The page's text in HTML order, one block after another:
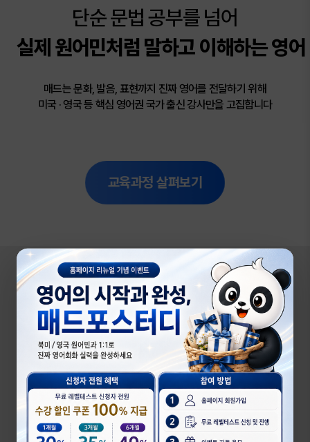
단순 문법 공부를 넘어
실제 원어민처럼 말하고 이해하는 영어
매드는 문화, 발음, 표현까지 진짜 영어를 전달하기 위해
미국 · 영국 등 핵심 영어권 국가 출신 강사만을 고집합니다
교육과정 살펴보기
영어가 처음이라면, 필리핀 강사진과 함께
영어가 처음이라면
필리핀 강사와 부담없는 스타트
매드포스터디는 영어가 처음이거나
비용이 부담스러운 분들을 위해
필리핀 전문 교육업체와 협력해